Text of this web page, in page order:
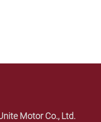
Motor Co., Ltd.